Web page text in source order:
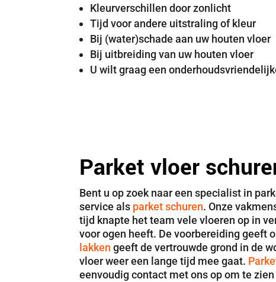
Kleurverschillen door zonlicht
Tijd voor andere uitstraling of kleur
Bij (water)schade aan uw houten vloer
Bij uitbreiding van uw houten vloer
U wilt graag een
Parket vloer
Bent u op zoek naar een specialist in
service als parket schuren. Onze
tijd knapte het team vele vloeren op in
voor ogen heeft. De voorbereiding geeft
lakken geeft de vertrouwde grond in de
vloer weer een lange tijd mee gaat.
eenvoudig contact met ons op om te